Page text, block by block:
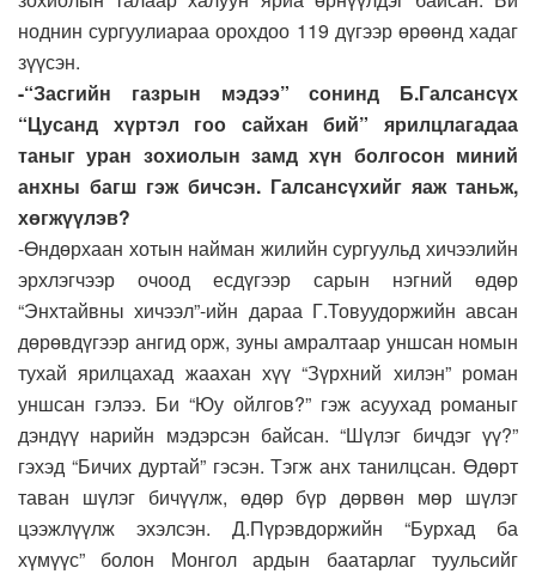
ноднин сургуулиараа орохдоо 119 дүгээр өрөөнд хадаг
зүүсэн.
-“Засгийн газрын мэдээ” сонинд Б.Галсансүх
“Цусанд хүртэл гоо сайхан бий” ярилцлагадаа
таныг уран зохиолын замд хүн болгосон миний
анхны багш гэж бичсэн. Галсансүхийг яаж таньж,
хөгжүүлэв?
-Өндөрхаан хотын найман жилийн сургуульд хичээлийн
эрхлэгчээр очоод есдүгээр сарын нэгний өдөр
“Энхтайвны хичээл”-ийн дараа Г.Товуудоржийн авсан
дөрөвдүгээр ангид орж, зуны амралтаар уншсан номын
тухай ярилцахад жаахан хүү “Зүрхний хилэн” роман
уншсан гэлээ. Би “Юу ойлгов?” гэж асуухад романыг
дэндүү нарийн мэдэрсэн байсан. “Шүлэг бичдэг үү?”
гэхэд “Бичих дуртай” гэсэн. Тэгж анх танилцсан. Өдөрт
таван шүлэг бичүүлж, өдөр бүр дөрвөн мөр шүлэг
цээжлүүлж эхэлсэн. Д.Пүрэвдоржийн “Бурхад ба
хүмүүс” болон Монгол ардын баатарлаг туульсийг